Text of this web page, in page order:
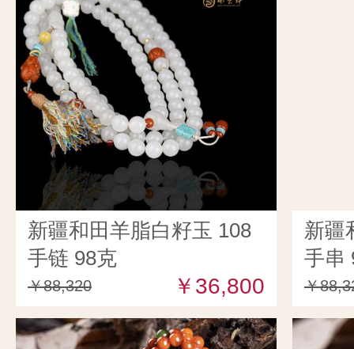
新疆和田羊脂白籽玉 108
手链 98克
￥88,320 ￥36,800
新疆
手串
￥